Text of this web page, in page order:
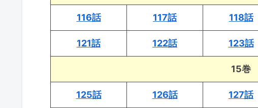
116話 117話 118話
121話 122話 123話
15巻
125話 126話 127話